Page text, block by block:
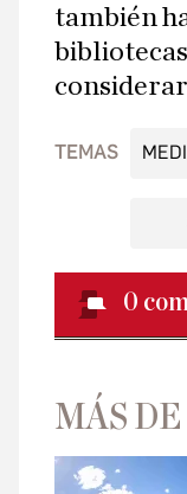
también
TEMAS
0
MÁS